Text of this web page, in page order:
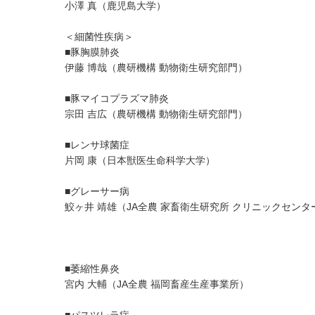
小澤 真（鹿児島大学）
＜細菌性疾病＞
■豚胸膜肺炎
伊藤 博哉（農研機構 動物衛生研究部門）
■豚マイコプラズマ肺炎
宗田 吉広（農研機構 動物衛生研究部門）
■レンサ球菌症
片岡 康（日本獣医生命科学大学）
■グレーサー病
鮫ヶ井 靖雄（JA全農 家畜衛生研究所 クリニックセンタ
■萎縮性鼻炎
宮内 大輔（JA全農 福岡畜産生産事業所）